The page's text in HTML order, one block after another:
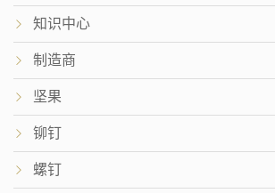
知识中心
制造商
坚果
铆钉
螺钉